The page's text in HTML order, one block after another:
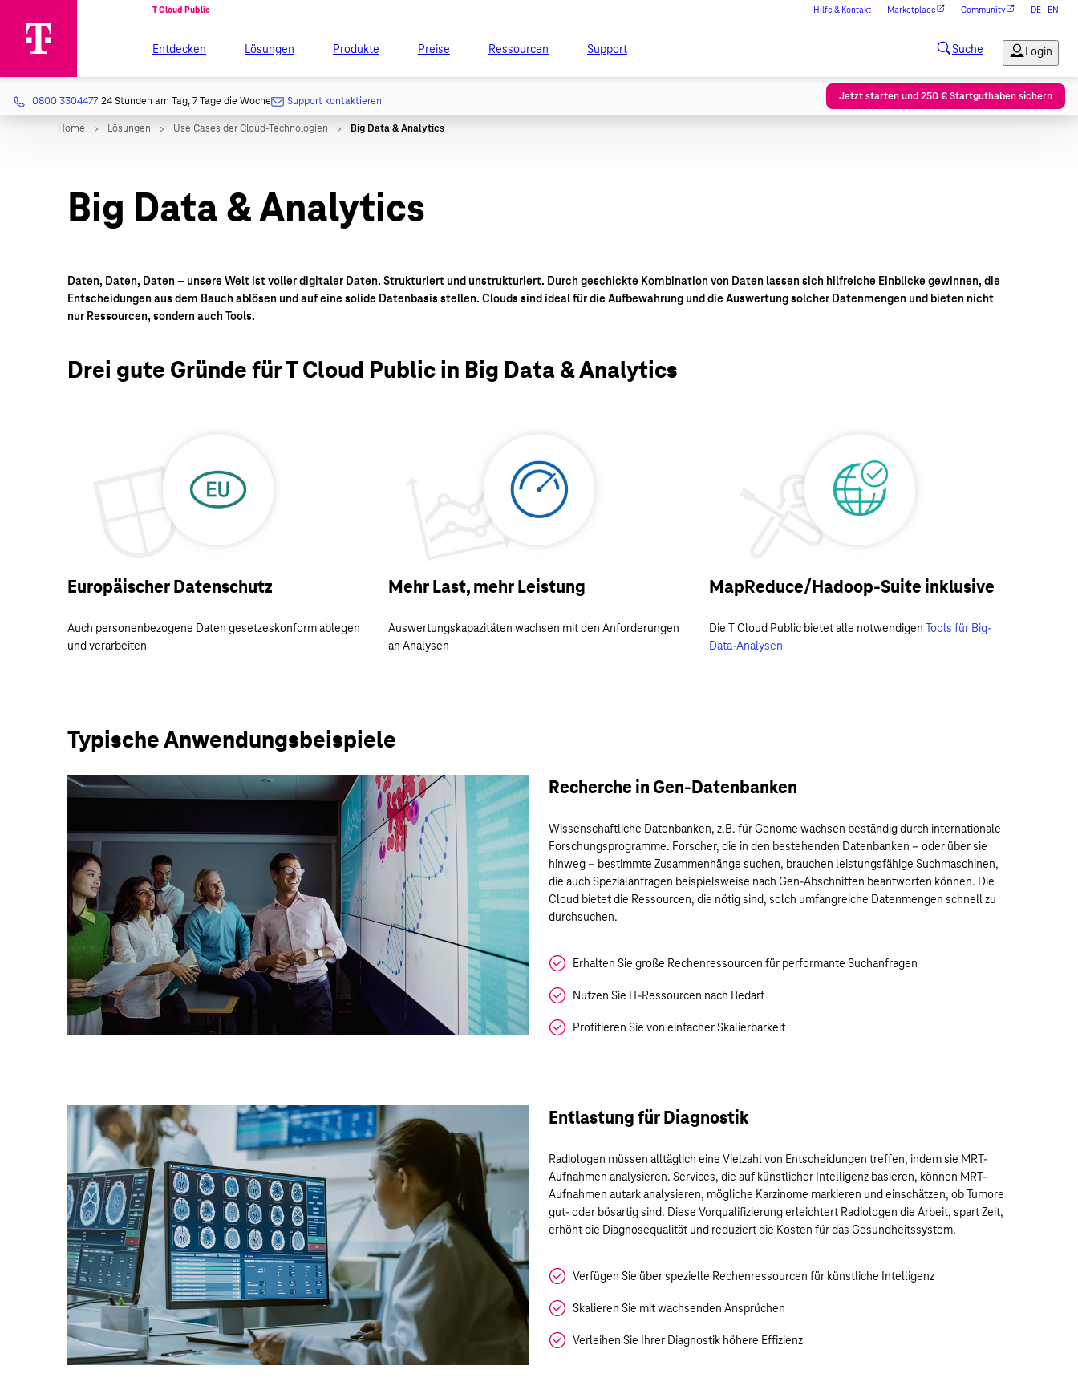
Hilfe & Kontakt Marketplace Community DE EN
Entdecken Lösungen Produkte Preise Ressourcen Support
0800 3304477 24 Stunden am Tag, 7 Tage die Woche Support kontaktieren Jetzt starten und 250 € Startguthaben sichern
Big Data & Analytics
Daten, Daten, Daten – unsere Welt ist voller digitaler Daten. Strukturiert und unstrukturiert. Durch geschickte Kombination von Daten lassen sich hilfreiche Einblicke gewinnen, die
Entscheidungen aus dem Bauch ablösen und auf eine solide Datenbasis stellen. Clouds sind ideal für die Aufbewahrung und die Auswertung solcher Datenmengen und bieten nicht
nur Ressourcen, sondern auch Tools.
Drei gute Gründe für T Cloud Public in Big Data & Analytics
Europäischer Datenschutz
Auch personenbezogene Daten gesetzeskonform ablegen
und verarbeiten
Mehr Last, mehr Leistung
Auswertungskapazitäten wachsen mit den Anforderungen
an Analysen
MapReduce/Hadoop-Suite inklusive
Die T Cloud Public bietet alle notwendigen Tools für Big-
Data-Analysen
Typische Anwendungsbeispiele
Recherche in Gen-Datenbanken
Wissenschaftliche Datenbanken, z.B. für Genome wachsen beständig durch internationale
Forschungsprogramme. Forscher, die in den bestehenden Datenbanken – oder über sie
hinweg – bestimmte Zusammenhänge suchen, brauchen leistungsfähige Suchmaschinen,
die auch Spezialanfragen beispielsweise nach Gen-Abschnitten beantworten können. Die
Cloud bietet die Ressourcen, die nötig sind, solch umfangreiche Datenmengen schnell zu
durchsuchen.
Erhalten Sie große Rechenressourcen für performante Suchanfragen
Nutzen Sie IT-Ressourcen nach Bedarf
Profitieren Sie von einfacher Skalierbarkeit
Entlastung für Diagnostik
Radiologen müssen alltäglich eine Vielzahl von Entscheidungen treffen, indem sie MRT-
Aufnahmen analysieren. Services, die auf künstlicher Intelligenz basieren, können MRT-
Aufnahmen autark analysieren, mögliche Karzinome markieren und einschätzen, ob Tumore
gut- oder bösartig sind. Diese Vorqualifizierung erleichtert Radiologen die Arbeit, spart Zeit,
erhöht die Diagnosequalität und reduziert die Kosten für das Gesundheitssystem.
Verfügen Sie über spezielle Rechenressourcen für künstliche Intelligenz
Skalieren Sie mit wachsenden Ansprüchen
Verleihen Sie Ihrer Diagnostik höhere Effizienz